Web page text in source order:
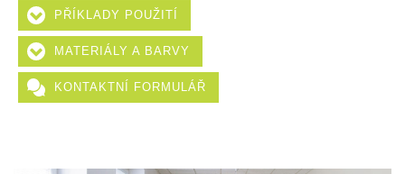
PŘÍKLADY POUŽITÍ
MATERIÁLY A BARVY
KONTAKTNÍ FORMULÁŘ